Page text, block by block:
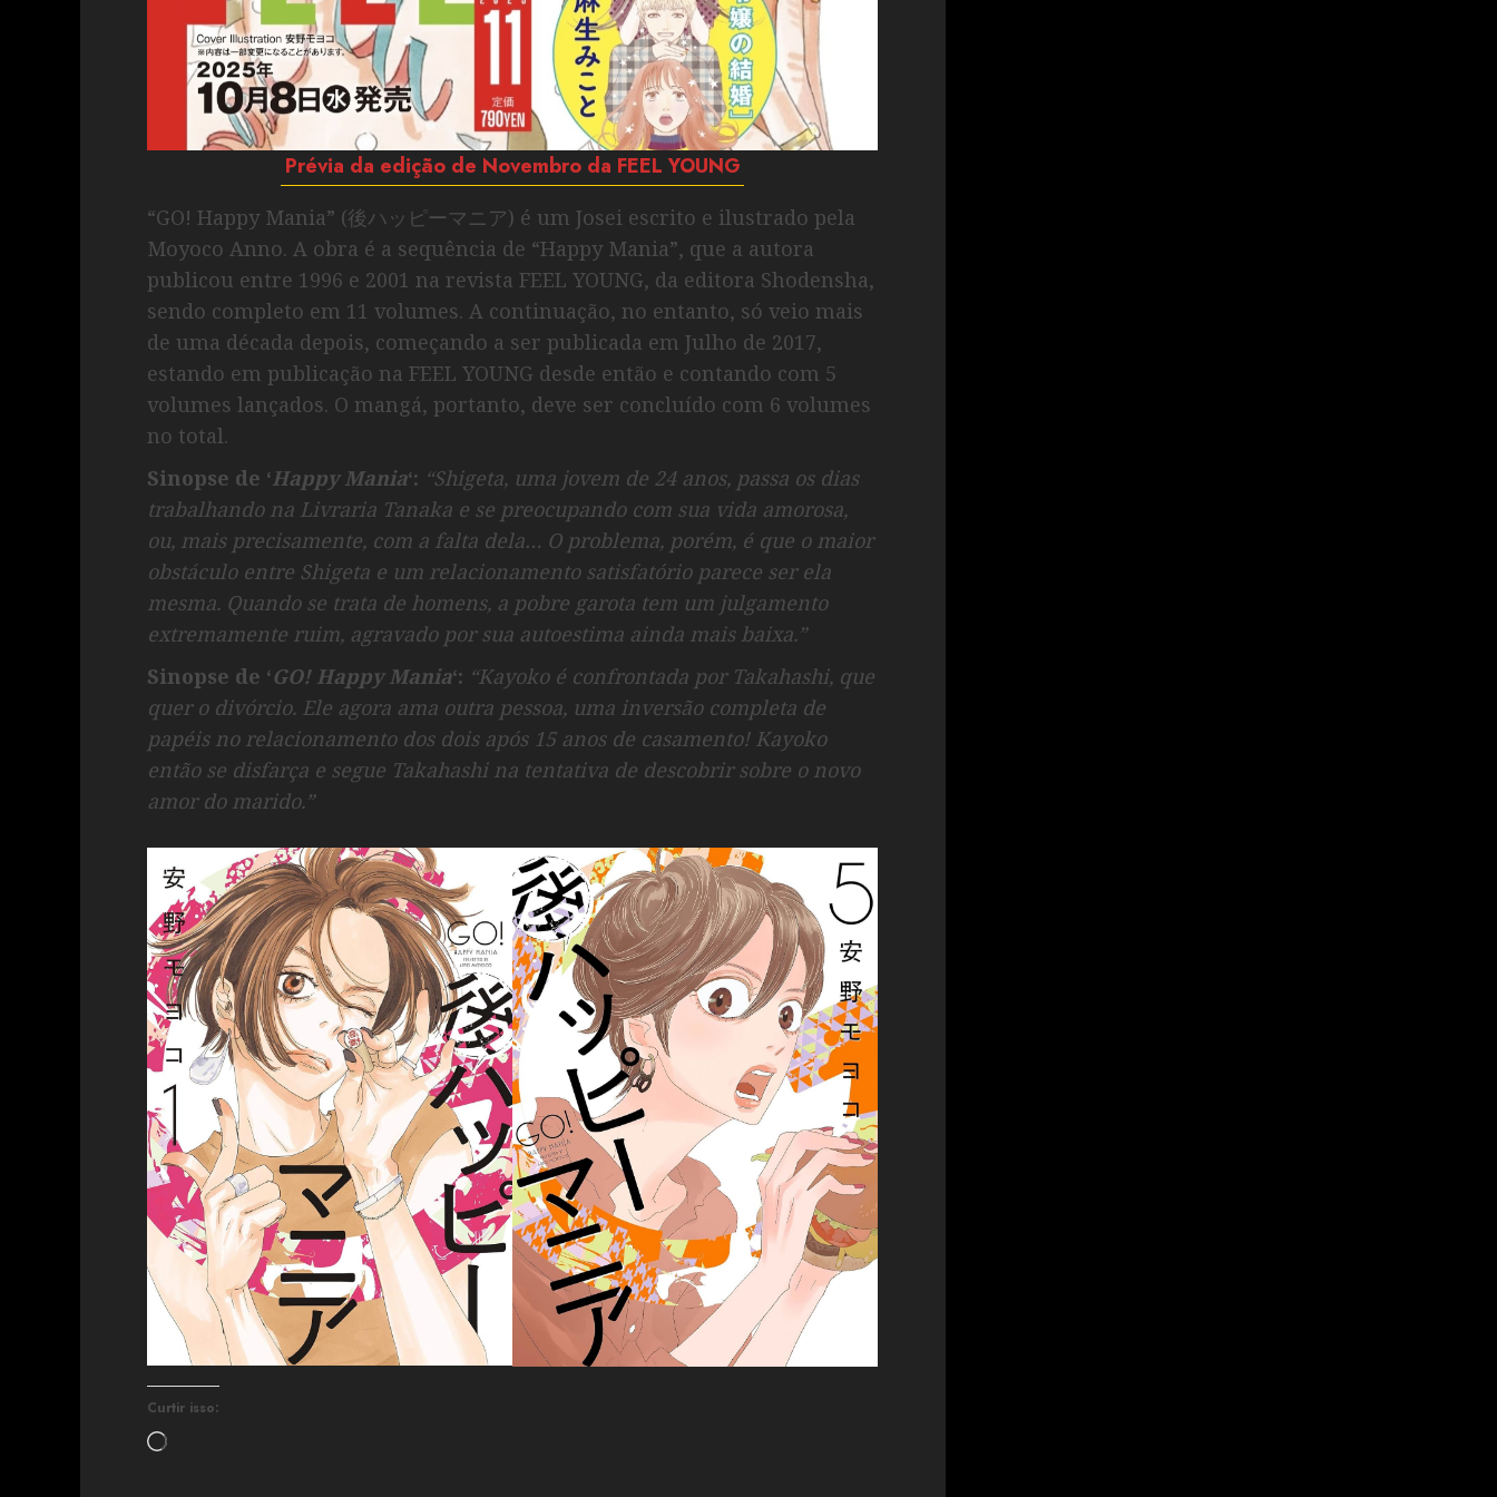
Prévia da edição de Novembro da FEEL YOUNG
“GO! Happy Mania” (後ハッピーマニア) é um Josei escrito e ilustrado pela
Moyoco Anno. A obra é a sequência de “Happy Mania”, que a autora
publicou entre 1996 e 2001 na revista FEEL YOUNG, da editora Shodensha,
sendo completo em 11 volumes. A continuação, no entanto, só veio mais
de uma década depois, começando a ser publicada em Julho de 2017,
estando em publicação na FEEL YOUNG desde então e contando com 5
volumes lançados. O mangá, portanto, deve ser concluído com 6 volumes
no total.
Sinopse de ‘Happy Mania‘: “Shigeta, uma jovem de 24 anos, passa os dias
trabalhando na Livraria Tanaka e se preocupando com sua vida amorosa,
ou, mais precisamente, com a falta dela… O problema, porém, é que o maior
obstáculo entre Shigeta e um relacionamento satisfatório parece ser ela
mesma. Quando se trata de homens, a pobre garota tem um julgamento
extremamente ruim, agravado por sua autoestima ainda mais baixa.”
Sinopse de ‘GO! Happy Mania‘: “Kayoko é confrontada por Takahashi, que
quer o divórcio. Ele agora ama outra pessoa, uma inversão completa de
papéis no relacionamento dos dois após 15 anos de casamento! Kayoko
então se disfarça e segue Takahashi na tentativa de descobrir sobre o novo
amor do marido.”
Curtir isso: